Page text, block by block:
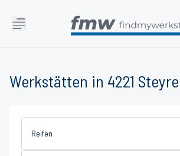
Werkstätten in 4221
Reifen